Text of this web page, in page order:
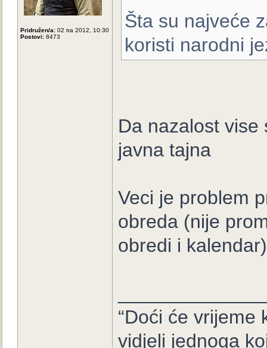
Pridružen/a: 02 tra 2012, 10:30
Postovi: 8473
Šta su najveće
koristi narodni
Da nazalost
javna tajna
Veci je problem
obreda (nije
obredi i kalendar)
“Doći će vrijeme
vidjeli jednoga